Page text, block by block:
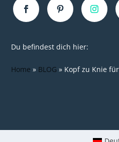
Du befindest dich hier:
Home » BLOG » Kopf zu Knie